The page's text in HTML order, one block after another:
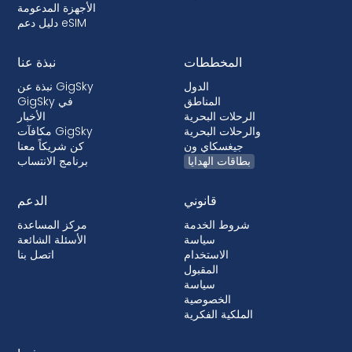
الأجهزة المدعومة
دليل دعم eSIM
نبذة عنا
نبذة عن GigSky
GigSky في
الأخبار
مكافآت GigSky
كن شريكاً معنا
برنامج الانتساب
المخططات
الدول
المناطق
الرحلات البحرية
والرحلات البحرية
جيغسكاي ون
بطاقات الهدايا
الدعم
مركز المساعدة
الأسئلة الشائعة
اتصل بنا
قانوني
شروط الخدمة
سياسة
الاستخدام
المقبول
سياسة
الخصوصية
الملكية الفكرية